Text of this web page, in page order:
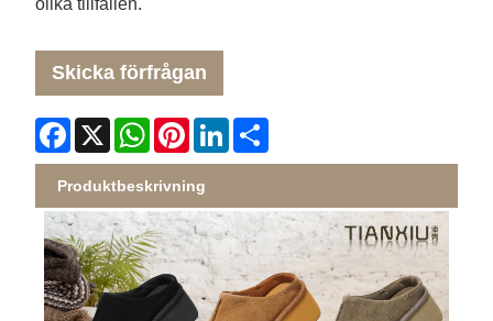
Skicka förfrågan
Facebook
X WhatsApp
PinterestLinkedIn
Produktbeskrivning